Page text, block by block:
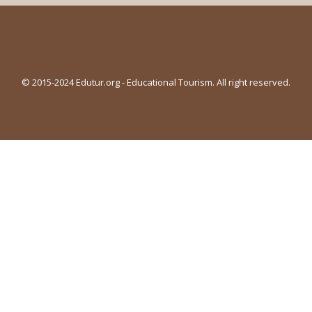
© 2015-2024 Edutur.org - Educational Tourism. All right reserved.